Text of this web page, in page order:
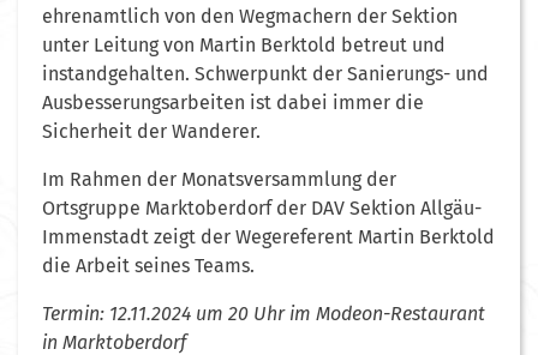
ehrenamtlich von den Wegmachern der Sektion
unter Leitung von Martin Berktold betreut und
instandgehalten. Schwerpunkt der Sanierungs- und
Ausbesserungsarbeiten ist dabei immer die
Sicherheit der Wanderer.
Im Rahmen der Monatsversammlung der
Ortsgruppe Marktoberdorf der DAV Sektion Allgäu-
Immenstadt zeigt der Wegereferent Martin Berktold
die Arbeit seines Teams.
Termin: 12.11.2024 um 20 Uhr im Modeon-Restaurant
in Marktoberdorf